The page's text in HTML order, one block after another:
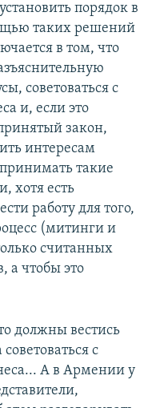
порядок в
таких решений
в том, что
советоваться с
и, если это
закон,
интересам
такие
хотя есть
работу для того,
(митинги и
считанных
а чтобы это
должны вестись
с
А в Армении у